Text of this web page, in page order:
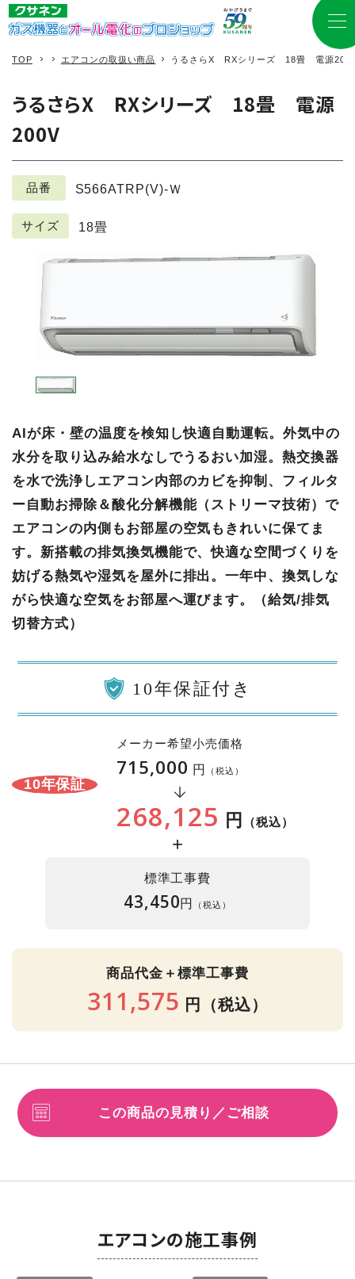
TOP エアコンの取扱い商品 うるさらX RXシリーズ 18畳 電源
うるさらX RXシリーズ 18畳 電源
200V
品番 S566ATRP(V)-Ｗ
サイズ 18畳
AIが床・壁の温度を検知し快適自動運転。外気中の
水分を取り込み給水なしでうるおい加湿。熱交換器
を水で洗浄しエアコン内部のカビを抑制、フィルタ
ー自動お掃除＆酸化分解機能（ストリーマ技術）で
エアコンの内側もお部屋の空気もきれいに保てま
す。新搭載の排気換気機能で、快適な空間づくりを
妨げる熱気や湿気を屋外に排出。一年中、換気しな
がら快適な空気をお部屋へ運びます。（給気/排気
切替方式）
10年保証付き
10年保証
メーカー希望小売価格
715,000 円 （税込）
268,125 円 （税込）
+
標準工事費
43,450円 （税込）
商品代金＋標準工事費
311,575 円 （税込）
この商品の見積り／ご相談
エアコンの施工事例